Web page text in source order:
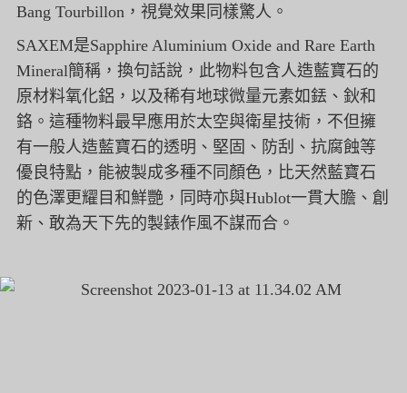
Bang Tourbillon，視覺效果同樣驚人。
SAXEM是Sapphire Aluminium Oxide and Rare Earth
Mineral簡稱，換句話說， 此物料包含人造藍寶石的
原材料氧化鋁， 以及稀有地球微量元素如銩、鈥和
鉻。 這種物料最早應用於太空與衛星技術， 不但擁
有一般人造藍寶石的透明、堅固、防刮、抗腐蝕等
優良特點， 能被製成多種不同顏色，比天然藍寶石
的色澤更耀目和鮮艷， 同時亦與Hublot一貫大膽、創
新、 敢為天下先的製錶作風不謀而合。